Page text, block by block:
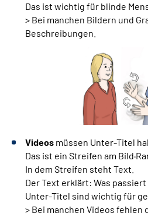
Das ist wichtig für blinde
> Bei manchen Bildern und
Beschreibungen.
Videos müssen Unter-Titel
Das ist ein Streifen am
In dem Streifen steht Text.
Der Text erklärt: Was passiert
Unter-Titel sind wichtig für
> Bei manchen Videos fehlen